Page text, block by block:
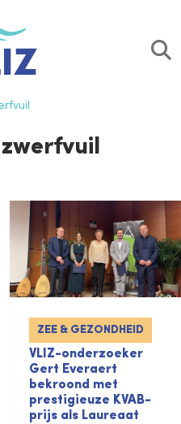
ZEE & GEZONDHEID
VLIZ-onderzoeker
Gert Everaert
bekroond met
prestigieuze KVAB-
prijs als Laureaat